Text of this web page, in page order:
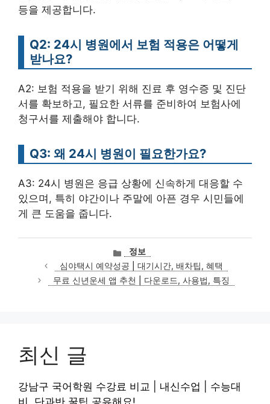
등을 제공합니다.
Q2: 24시 병원에서 보험 적용은 어떻게
받나요?
A2: 보험 적용을 받기 위해 진료 후 영수증 및 진단
서를 확보하고, 필요한 서류를 준비하여 보험사에
청구서를 제출해야 합니다.
Q3: 왜 24시 병원이 필요한가요?
A3: 24시 병원은 응급 상황에 신속하게 대응할 수
있으며, 특히 야간이나 주말에 아픈 경우 시민들에
게 큰 도움을 줍니다.
카
테
고
리
정보
심야택시 예약성공 | 대기시간, 배차팁, 혜택
무료 신년운세 앱 추천 | 다운로드, 사용법, 특징
최신 글
강남구 국어학원 수강료 비교 | 내신수업 | 수능대